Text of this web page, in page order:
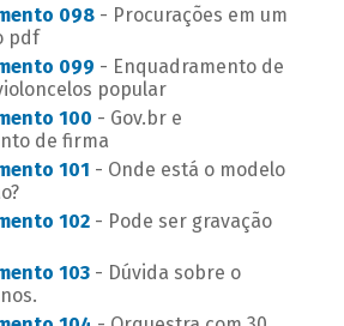
098 - Procurações em um
pdf
099 - Enquadramento de
popular
100 - Gov.br e
de firma
101 - Onde está o modelo
102 - Pode ser gravação
103 - Dúvida sobre o